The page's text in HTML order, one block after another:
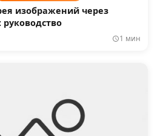
изображений через
руководство
1 мин